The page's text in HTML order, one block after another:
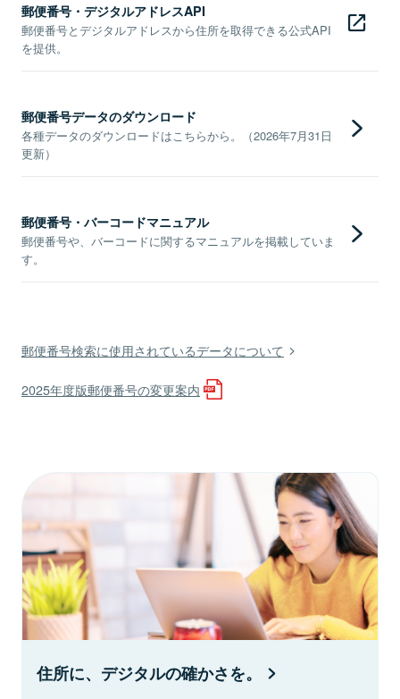
郵便番号・デジタルアドレスAPI
郵便番号とデジタルアドレスから住所を取得できる公式API
を提供。
郵便番号データのダウンロード
各種データのダウンロードはこちらから。（2026年7月31日
更新）
郵便番号・バーコードマニュアル
郵便番号や、バーコードに関するマニュアルを掲載していま
す。
郵便番号検索に使用されているデータについて
2025年度版郵便番号の変更案内
住所に、デジタルの確かさを。